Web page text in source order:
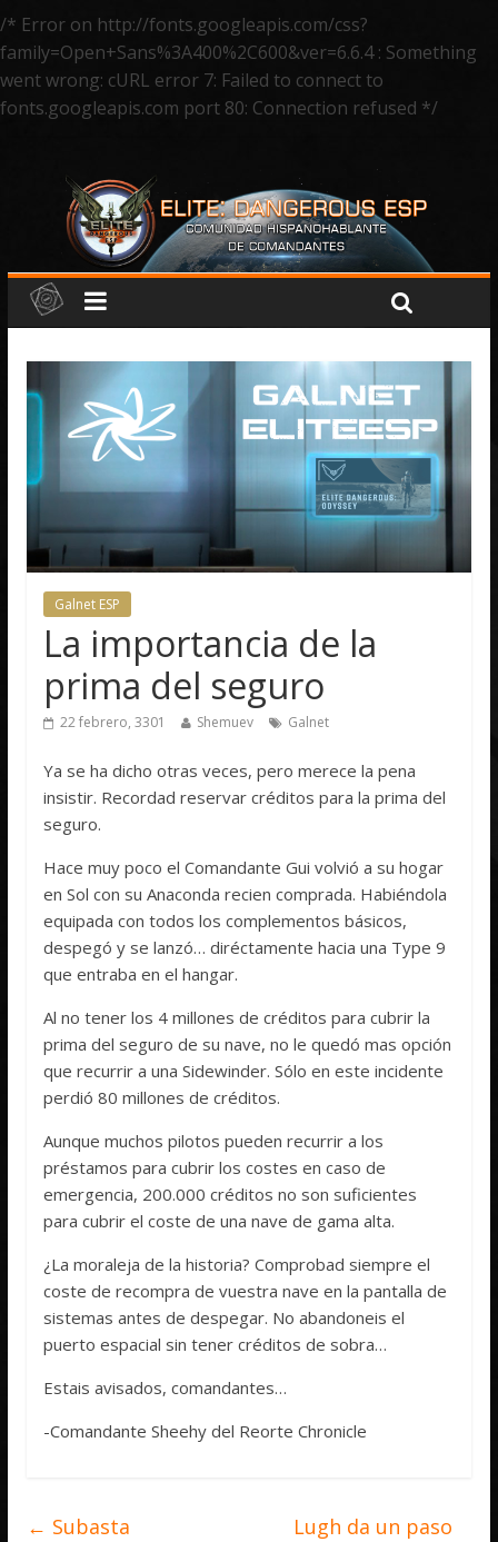
/* Error on http://fonts.googleapis.com/css?
family=Open+Sans%3A400%2C600&ver=6.6.4 : Something
went wrong: cURL error 7: Failed to connect to
fonts.googleapis.com port 80: Connection refused */
Galnet ESP
La importancia de la
prima del seguro
22 febrero, 3301 Shemuev Galnet
Ya se ha dicho otras veces, pero merece la pena
insistir. Recordad reservar créditos para la prima del
seguro.
Hace muy poco el Comandante Gui volvió a su hogar
en Sol con su Anaconda recien comprada. Habiéndola
equipada con todos los complementos básicos,
despegó y se lanzó… diréctamente hacia una Type 9
que entraba en el hangar.
Al no tener los 4 millones de créditos para cubrir la
prima del seguro de su nave, no le quedó mas opción
que recurrir a una Sidewinder. Sólo en este incidente
perdió 80 millones de créditos.
Aunque muchos pilotos pueden recurrir a los
préstamos para cubrir los costes en caso de
emergencia, 200.000 créditos no son suficientes
para cubrir el coste de una nave de gama alta.
¿La moraleja de la historia? Comprobad siempre el
coste de recompra de vuestra nave en la pantalla de
sistemas antes de despegar. No abandoneis el
puerto espacial sin tener créditos de sobra…
Estais avisados, comandantes…
-Comandante Sheehy del Reorte Chronicle
← Subasta
Lugh da un paso